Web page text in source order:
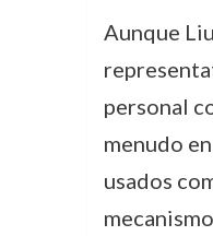
Aunque
personal
menudo
usados